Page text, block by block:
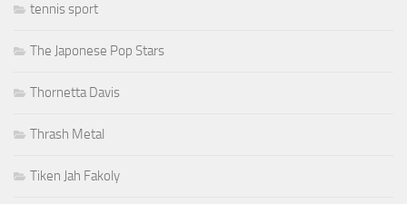
tennis sport
The Japonese Pop Stars
Thornetta Davis
Thrash Metal
Tiken Jah Fakoly